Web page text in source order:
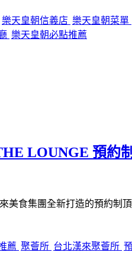
樂天皇朝信義店 樂天皇朝菜單
樂天皇朝必點推薦
LOUNGE 預約
美食集團全新打造的預約制
薦 聚薈所 台北漢來聚薈所